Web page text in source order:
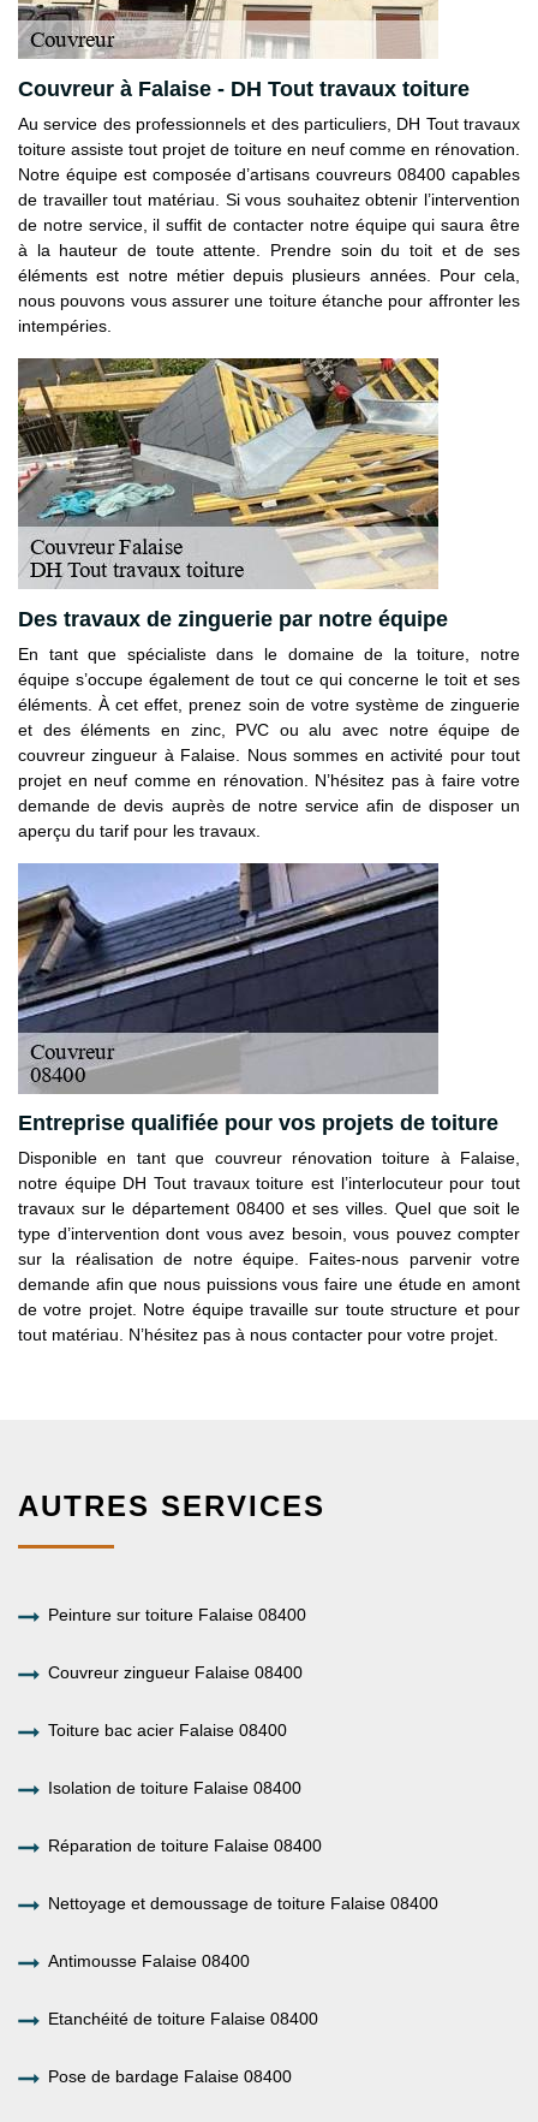
Couvreur à Falaise - DH Tout travaux toiture
Au service des professionnels et des particuliers, DH Tout travaux
toiture assiste tout projet de toiture en neuf comme en rénovation.
Notre équipe est composée d’artisans couvreurs 08400 capables
de travailler tout matériau. Si vous souhaitez obtenir l’intervention
de notre service, il suffit de contacter notre équipe qui saura être
à la hauteur de toute attente. Prendre soin du toit et de ses
éléments est notre métier depuis plusieurs années. Pour cela,
nous pouvons vous assurer une toiture étanche pour affronter les
intempéries.
Des travaux de zinguerie par notre équipe
En tant que spécialiste dans le domaine de la toiture, notre
équipe s’occupe également de tout ce qui concerne le toit et ses
éléments. À cet effet, prenez soin de votre système de zinguerie
et des éléments en zinc, PVC ou alu avec notre équipe de
couvreur zingueur à Falaise. Nous sommes en activité pour tout
projet en neuf comme en rénovation. N’hésitez pas à faire votre
demande de devis auprès de notre service afin de disposer un
aperçu du tarif pour les travaux.
Entreprise qualifiée pour vos projets de toiture
Disponible en tant que couvreur rénovation toiture à Falaise,
notre équipe DH Tout travaux toiture est l’interlocuteur pour tout
travaux sur le département 08400 et ses villes. Quel que soit le
type d’intervention dont vous avez besoin, vous pouvez compter
sur la réalisation de notre équipe. Faites-nous parvenir votre
demande afin que nous puissions vous faire une étude en amont
de votre projet. Notre équipe travaille sur toute structure et pour
tout matériau. N’hésitez pas à nous contacter pour votre projet.
AUTRES SERVICES
Peinture sur toiture Falaise 08400
Couvreur zingueur Falaise 08400
Toiture bac acier Falaise 08400
Isolation de toiture Falaise 08400
Réparation de toiture Falaise 08400
Nettoyage et demoussage de toiture Falaise 08400
Antimousse Falaise 08400
Etanchéité de toiture Falaise 08400
Pose de bardage Falaise 08400